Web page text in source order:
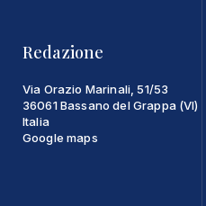
Redazione
Via Orazio Marinali, 51/53
36061 Bassano del Grappa (VI)
Italia
Google maps